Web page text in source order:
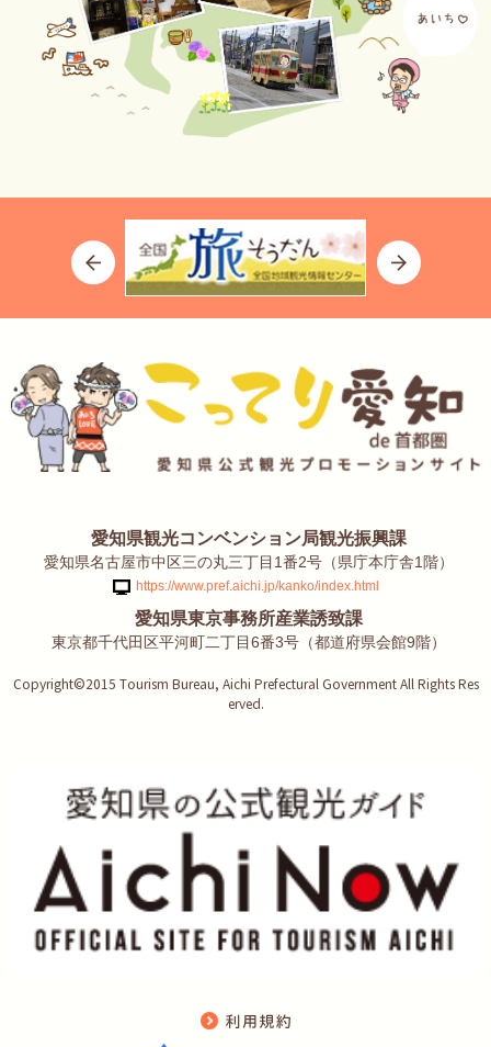
愛知県観光コンベンション局観光振興課
愛知県名古屋市中区三の丸三丁目1番2号（県庁本庁舎1階）
https://www.pref.aichi.jp/kanko/index.html
愛知県東京事務所産業誘致課
東京都千代田区平河町二丁目6番3号（都道府県会館9階）
Copyright©2015 Tourism Bureau, Aichi Prefectural Government All Rights Res
erved.